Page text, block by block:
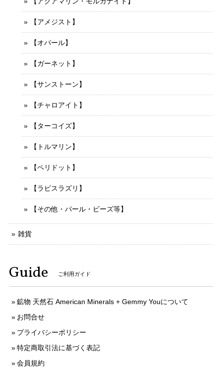
【アメジスト】
【オパール】
【ガーネット】
【サンストーン】
【チャロアイト】
【ターコイズ】
【トルマリン】
【ペリドット】
【ラピスラズリ】
【その他・パール・ビーズ等】
雑貨
Guide ご利用ガイド
鉱物 天然石 American Minerals + Gemmy Youについて
お問合せ
プライバシーポリシー
特定商取引法に基づく表記
会員規約